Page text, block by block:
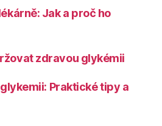
Jak a proč ho
zdravou glykémii
Praktické tipy a